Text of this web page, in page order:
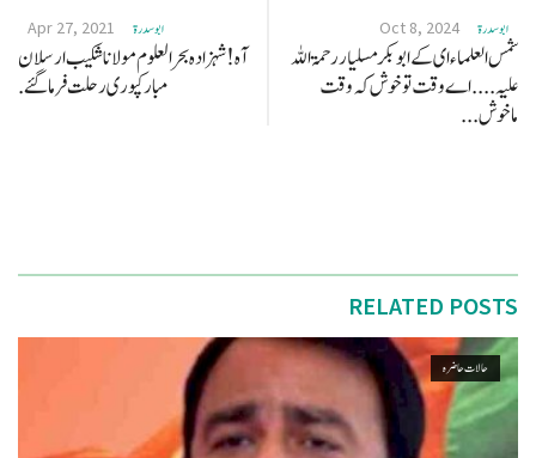
ابو سدرة Oct 8, 2024
شمس العلماء ای کے ابو بکر مسلیار رحمۃ اللہ
علیہ .... اے وقت تو خوش کہ وقت
ماخوش...
ابو سدرة Apr 27, 2021
آہ! شہزادہ بحر العلوم مولانا شکیب ارسلان
مبارکپوری رحلت فر ما گئے.
RELATED POSTS
حالات حاضرہ